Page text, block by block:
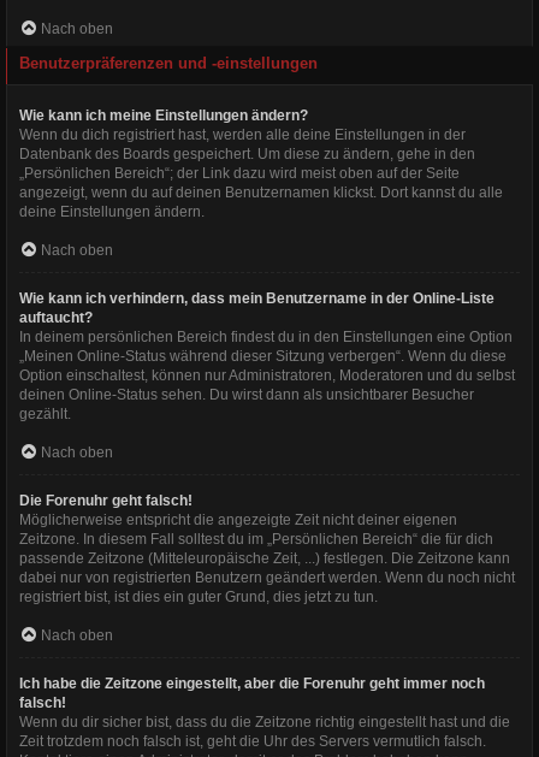
Nach oben
Benutzerpräferenzen und -einstellungen
Wie kann ich meine Einstellungen ändern?
Wenn du dich registriert hast, werden alle deine Einstellungen in der
Datenbank des Boards gespeichert. Um diese zu ändern, gehe in den
„Persönlichen Bereich“; der Link dazu wird meist oben auf der Seite
angezeigt, wenn du auf deinen Benutzernamen klickst. Dort kannst du alle
deine Einstellungen ändern.
Nach oben
Wie kann ich verhindern, dass mein Benutzername in der Online-Liste
auftaucht?
In deinem persönlichen Bereich findest du in den Einstellungen eine Option
„Meinen Online-Status während dieser Sitzung verbergen“. Wenn du diese
Option einschaltest, können nur Administratoren, Moderatoren und du selbst
deinen Online-Status sehen. Du wirst dann als unsichtbarer Besucher
gezählt.
Nach oben
Die Forenuhr geht falsch!
Möglicherweise entspricht die angezeigte Zeit nicht deiner eigenen
Zeitzone. In diesem Fall solltest du im „Persönlichen Bereich“ die für dich
passende Zeitzone (Mitteleuropäische Zeit, ...) festlegen. Die Zeitzone kann
dabei nur von registrierten Benutzern geändert werden. Wenn du noch nicht
registriert bist, ist dies ein guter Grund, dies jetzt zu tun.
Nach oben
Ich habe die Zeitzone eingestellt, aber die Forenuhr geht immer noch
falsch!
Wenn du dir sicher bist, dass du die Zeitzone richtig eingestellt hast und die
Zeit trotzdem noch falsch ist, geht die Uhr des Servers vermutlich falsch.